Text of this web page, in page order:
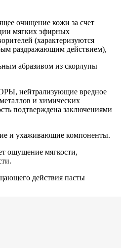
очищение кожи за счет
мягких эфирных
(характеризуются
раздражающим действием),
абразивом из скорлупы
нейтрализующие вредное
и химических
подтверждена заключениями
и ухаживающие компоненты.
ощущение мягкости,
действия пасты